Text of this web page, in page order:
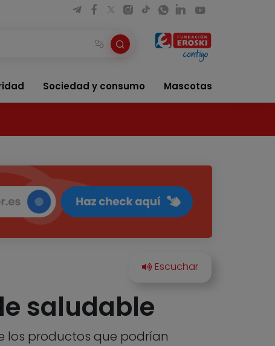
Sociedad y consumo Mascotas
saludable
los productos que podrían